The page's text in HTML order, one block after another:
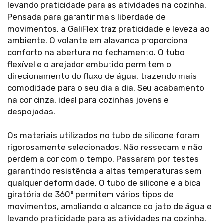
levando praticidade para as atividades na cozinha.
Pensada para garantir mais liberdade de
movimentos, a GaliFlex traz praticidade e leveza ao
ambiente. O volante em alavanca proporciona
conforto na abertura no fechamento. O tubo
flexível e o arejador embutido permitem o
direcionamento do fluxo de água, trazendo mais
comodidade para o seu dia a dia. Seu acabamento
na cor cinza, ideal para cozinhas jovens e
despojadas.
Os materiais utilizados no tubo de silicone foram
rigorosamente selecionados. Não ressecam e não
perdem a cor com o tempo. Passaram por testes
garantindo resistência a altas temperaturas sem
qualquer deformidade. O tubo de silicone e a bica
giratória de 360° permitem vários tipos de
movimentos, ampliando o alcance do jato de água e
levando praticidade para as atividades na cozinha.